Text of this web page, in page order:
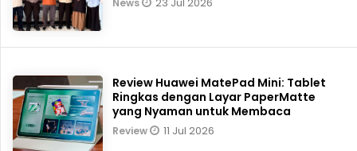
News
Review Huawei MatePad Mini: Tablet
Ringkas dengan Layar PaperMatte
yang Nyaman untuk Membaca
Review 11 Jul 2026